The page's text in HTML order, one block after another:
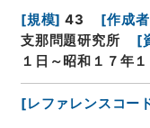
[規模] 43 [作成
支那問題研究所
[
１日～昭和１７年
[レファレンスコー